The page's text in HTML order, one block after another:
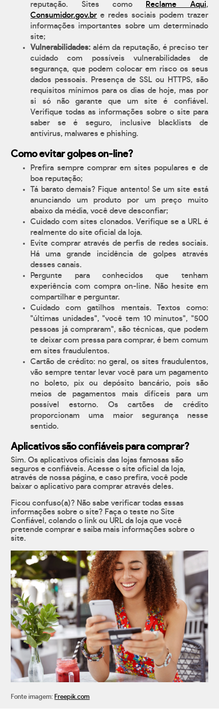
reputação. Sites como
Reclame Aqui,
Consumidor.gov.br e redes sociais podem trazer
informações importantes sobre um determinado
site;
Vulnerabilidades: além da reputação, é preciso ter
cuidado com possíveis vulnerabilidades de
segurança, que podem colocar em risco os seus
dados pessoais. Presença de SSL ou HTTPS, são
requisitos mínimos para os dias de hoje, mas por
si só não garante que um site é confiável.
Verifique todas as informações sobre o site para
saber se é seguro, inclusive blacklists de
antívirus, malwares e phishing.
Como evitar golpes on-line?
Prefira sempre comprar em sites populares e de
boa reputação;
Tá barato demais? Fique antento! Se um site está
anunciando um produto por um preço muito
abaixo da média, você deve desconfiar;
Cuidado com sites clonados. Verifique se a URL é
realmente do site oficial da loja.
Evite comprar através de perfis de redes sociais.
Há uma grande incidência de golpes através
desses canais.
Pergunte para conhecidos que tenham
experiência com compra on-line. Não hesite em
compartilhar e perguntar.
Cuidado com gatilhos mentais. Textos como:
"últimas unidades", "você tem 10 minutos", "500
pessoas já compraram", são técnicas, que podem
te deixar com pressa para comprar, é bem comum
em sites fraudulentos.
Cartão de crédito: no geral, os sites fraudulentos,
vão sempre tentar levar você para um pagamento
no boleto, pix ou depósito bancário, pois são
meios de pagamentos mais difíceis para um
possível estorno. Os cartões de crédito
proporcionam uma maior segurança nesse
sentido.
Aplicativos são confiáveis para comprar?
Sim. Os aplicativos oficiais das lojas famosas são
seguros e confiáveis. Acesse o site oficial da loja,
através de nossa página, e caso prefira, você pode
baixar o aplicativo para comprar através deles.
Ficou confuso(a)? Não sabe verificar todas essas
informações sobre o site? Faça o teste no Site
Confiável, colando o link ou URL da loja que você
pretende comprar e saiba mais informações sobre o
site.
Fonte imagem: Freepik.com